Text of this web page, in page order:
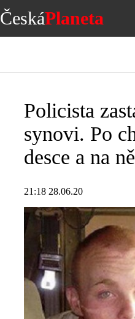
ČeskáPlaneta
Policista
synovi. Po
desce a na
21:18 28.06.20